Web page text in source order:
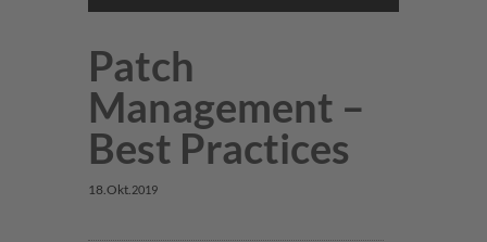
Patch
Management –
Best Practices
18. Okt. 2019